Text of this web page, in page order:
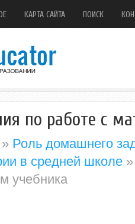
КАРТА САЙТА ПОИСК
по работе с
» Роль домашнего
в средней школе
учебника